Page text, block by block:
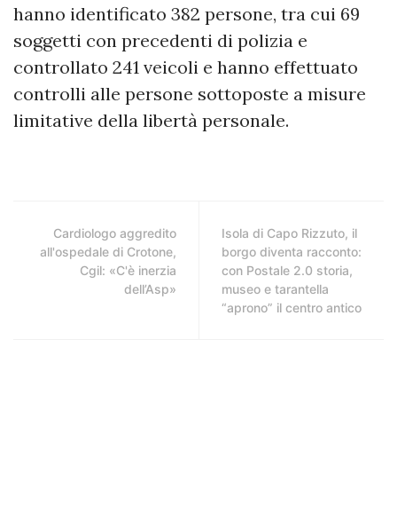
hanno identificato 382 persone, tra cui 69
soggetti con precedenti di polizia e
controllato 241 veicoli e hanno effettuato
controlli alle persone sottoposte a misure
limitative della libertà personale.
Cardiologo aggredito
all'ospedale di Crotone,
Cgil: «C'è inerzia
dell’Asp»
Isola di Capo Rizzuto, il
borgo diventa racconto:
con Postale 2.0 storia,
museo e tarantella
“aprono” il centro antico